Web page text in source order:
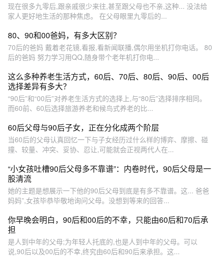
现在很多九零后,跟亲戚很少来往,甚至跟父母也不亲,这种... 没法给
家人更好地生活的那种焦虑。 在父母眼里九零后的...
80、90和00爸妈，有多大区别？
70后的爸妈 戴着老花镜,看报,看新闻联播,偶尔用坐机打你电话。 80
后的爸妈 努力学习用QQ,随身带个老年机打你电...
这么多种养老生活方式，60后、70后、80后、90后、00后
选择差异有多大？
“90后”和“00后”对养老生活方式的选择上,与“80后”选择排序相同。
而60前、60后选择旅游养老和候鸟式养老的比...
60后父母与90后子女，正在分化成两个阶层
当60后的父母认真回忆一下与子女经历过什么样的博弈、摩擦、碰
撞、较量、冲突、妥协、忍让,可能就会正视两代人在...
“小女孩吐槽90后父母多不靠谱”：内卷时代，90后父母是一
股清流
她的主题是想展示一下他的90后父母到底是有多不靠谱。这... 爸爸
妈妈”,女孩毕恭毕敬地询问父母。没想到等来的回答...
你早晚会明白，90后和00后的不幸，只能由60后和70后承
担
是人到中年的父母;为年轻人托底的,也是人到中年的父母。可以
说,90后以及00后的不幸,终究由60后和90后来承担。这...